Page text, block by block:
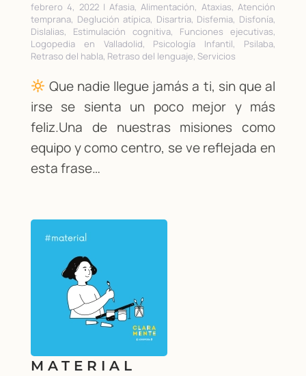
febrero 4, 2022 | Afasia, Alimentación, Ataxias, Atención
temprana, Deglución atípica, Disartria, Disfemia, Disfonía,
Dislalias, Estimulación cognitiva, Funciones ejecutivas,
Logopedia en Valladolid, Psicología Infantil, Psilaba,
Retraso del habla, Retraso del lenguaje, Servicios
Que nadie llegue jamás a ti, sin que al
irse se sienta un poco mejor y más
feliz.Una de nuestras misiones como
equipo y como centro, se ve reflejada en
esta frase…
MATERIAL